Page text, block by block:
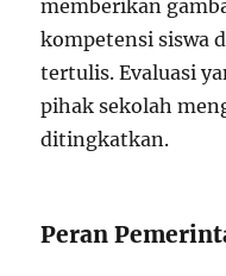
memberikan
kompetensi siswa
tertulis. Evaluasi
pihak sekolah
ditingkatkan.
Peran